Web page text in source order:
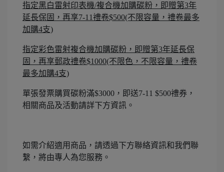
指定黑白雷射印表機/複合機加購碳粉，即贈第3年
延長保固，再享7-11禮卷$500(不限容量，禮卷最多
加購4支)
指定彩色雷射複合機加購碳粉，即贈第3年延長保
固，再享郵政禮卷$1000(不限色，不限容量，禮卷
最多加購4支)
單張發票購買碳粉滿$3000，即送7-11 $500禮券，
相關商品及活動請詳下方資訊。
如需介紹適用商品，請透過下方聯絡資訊和我們聯
繫，將由專人為您服務。